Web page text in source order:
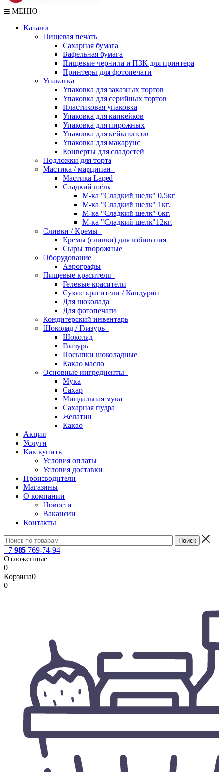
МЕНЮ
Каталог
Пищевая печать
Сахарная бумага
Вафельная бумага
Пищевые чернила и ПЗК для принтера
Принтеры для фотопечати
Упаковка
Упаковка для заказных тортов
Упаковка для серийных тортов
Пластиковая упаковка
Упаковка для капкейков
Упаковка для пирожных
Упаковка для кейкпопсов
Упаковка для макарунс
Конверты для сладостей
Подложки для торта
Мастика / марципан
Мастика Laped
Сладкий шёлк
М-ка "Сладкий шелк" 0,5кг.
М-ка "Сладкий шелк" 1кг.
М-ка "Сладкий шелк" 6кг.
М-ка "Сладкий шелк"12кг.
Сливки / Кремы
Кремы (сливки) для взбивания
Сыры творожные
Оборудование
Аэрографы
Пищевые красители
Гелевые красители
Сухие красители / Кандурин
Для шоколада
Для фотопечати
Кондитерский инвентарь
Шоколад / Глазурь
Шоколад
Глазурь
Посыпки шоколадные
Какао масло
Основные ингредиенты
Мука
Сахар
Миндальная мука
Сахарная пудра
Желатин
Какао
Акции
Услуги
Как купить
Условия оплаты
Условия доставки
Производители
Магазины
О компании
Новости
Вакансии
Контакты
+7 985 769-74-94
Отложенные
0
Корзина0
0